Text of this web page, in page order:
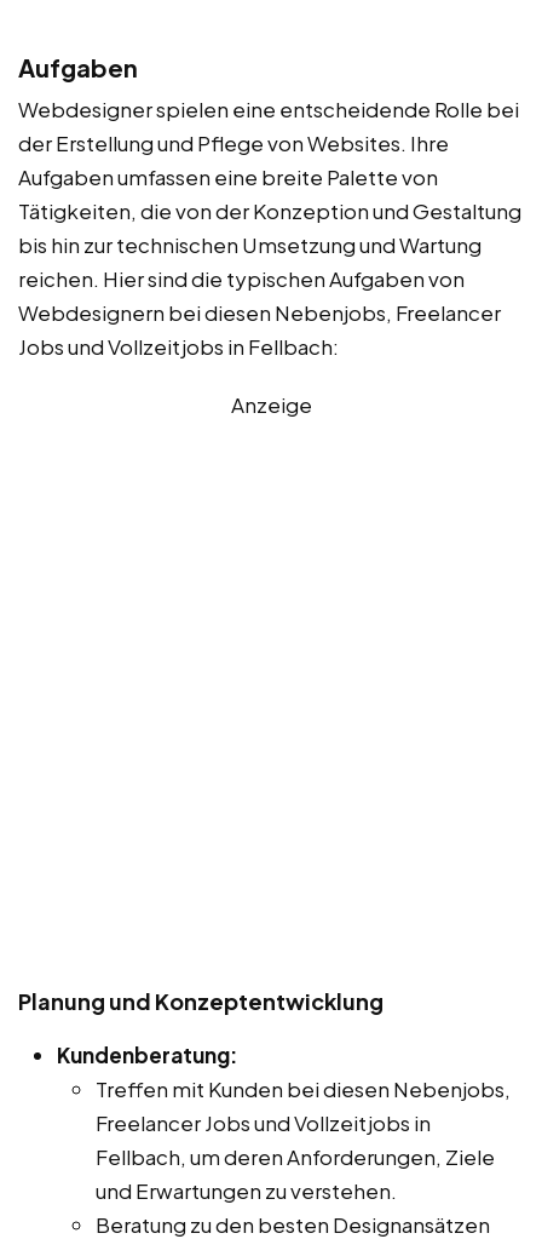
Aufgaben
Webdesigner spielen eine entscheidende Rolle bei
der Erstellung und Pflege von Websites. Ihre
Aufgaben umfassen eine breite Palette von
Tätigkeiten, die von der Konzeption und Gestaltung
bis hin zur technischen Umsetzung und Wartung
reichen. Hier sind die typischen Aufgaben von
Webdesignern bei diesen Nebenjobs, Freelancer
Jobs und Vollzeitjobs in Fellbach:
Anzeige
Planung und Konzeptentwicklung
Kundenberatung:
Treffen mit Kunden bei diesen Nebenjobs,
Freelancer Jobs und Vollzeitjobs in
Fellbach, um deren Anforderungen, Ziele
und Erwartungen zu verstehen.
Beratung zu den besten Designansätzen